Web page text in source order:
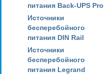
питания Back-UPS Pro
Источники
бесперебойного
питания DIN Rail
Источники
бесперебойного
питания Legrand